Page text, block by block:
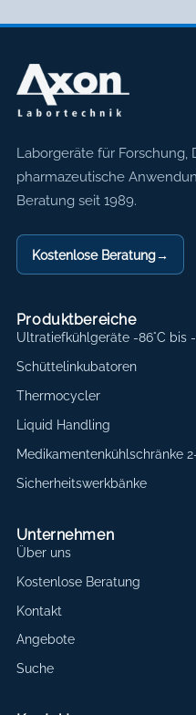
Axon
Laborgeräte für Forschung,
pharmazeutische
Beratung seit 1989.
Kostenlose Beratung→
Produktbereiche
Ultratiefkühlgeräte -86°C bis -
Schüttelinkubatoren
Thermocycler
Liquid Handling
Medikamentenkühlschränke
Sicherheitswerkbänke
Unternehmen
Über uns
Kostenlose Beratung
Kontakt
Angebote
Suche